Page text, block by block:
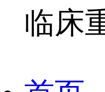
临床